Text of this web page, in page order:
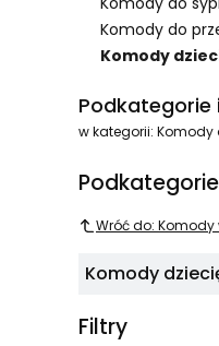
Komody do
Komody
Podkategorie
w kategorii: Komody
Podkategorie
Wróć do:
Komody
Filtry